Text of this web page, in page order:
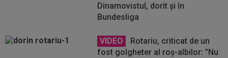
Dinamovistul, dorit și în
Bundesliga
VIDEO
Rotariu, criticat de un
fost golgheter al roș-albilor: ”Nu